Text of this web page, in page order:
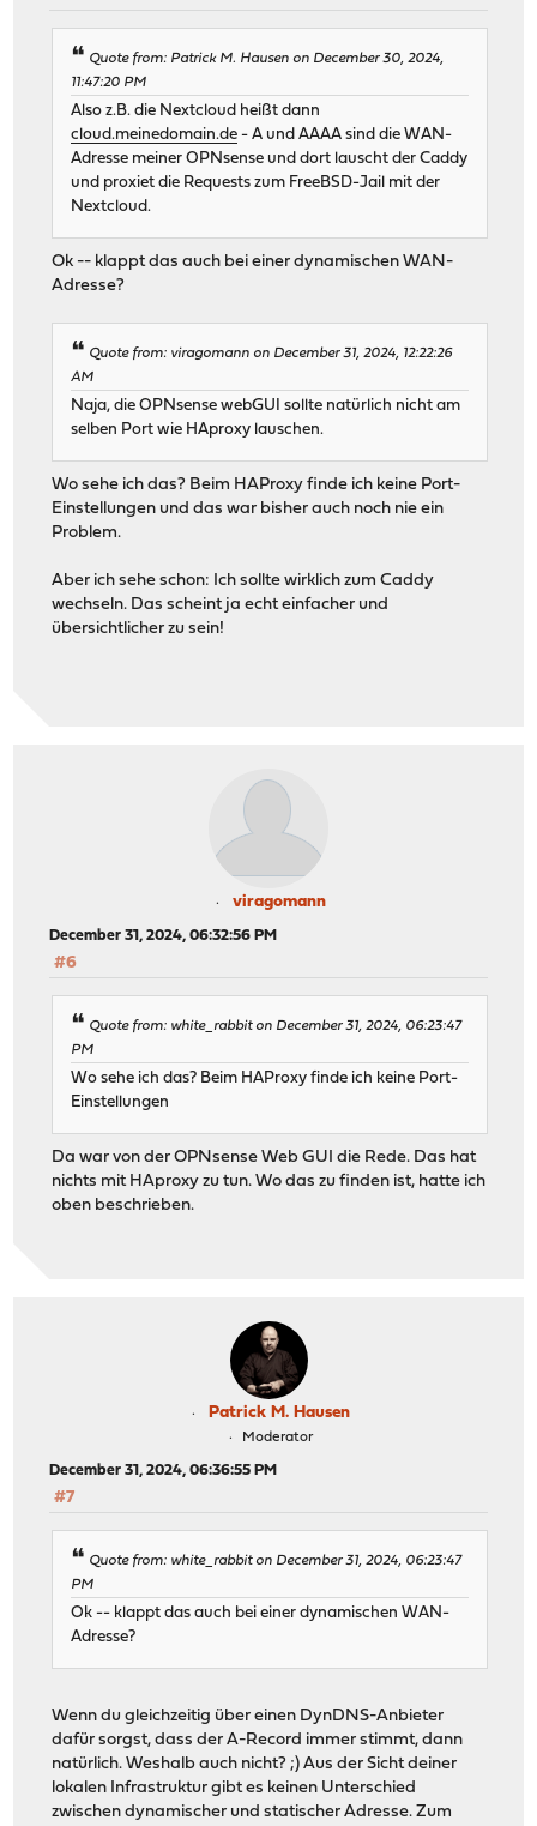
Quote from: Patrick M. Hausen on December 30, 2024,
11:47:20 PM
Also z.B. die Nextcloud heißt dann
cloud.meinedomain.de - A und AAAA sind die WAN-
Adresse meiner OPNsense und dort lauscht der Caddy
und proxiet die Requests zum FreeBSD-Jail mit der
Nextcloud.
Ok -- klappt das auch bei einer dynamischen WAN-
Adresse?
Quote from: viragomann on December 31, 2024, 12:22:26
AM
Naja, die OPNsense webGUI sollte natürlich nicht am
selben Port wie HAproxy lauschen.
Wo sehe ich das? Beim HAProxy finde ich keine Port-
Einstellungen und das war bisher auch noch nie ein
Problem.
Aber ich sehe schon: Ich sollte wirklich zum Caddy
wechseln. Das scheint ja echt einfacher und
übersichtlicher zu sein!
viragomann
December 31, 2024, 06:32:56 PM
#6
Quote from: white_rabbit on December 31, 2024, 06:23:47
PM
Wo sehe ich das? Beim HAProxy finde ich keine Port-
Einstellungen
Da war von der OPNsense Web GUI die Rede. Das hat
nichts mit HAproxy zu tun. Wo das zu finden ist, hatte ich
oben beschrieben.
Patrick M. Hausen
Moderator
December 31, 2024, 06:36:55 PM
#7
Quote from: white_rabbit on December 31, 2024, 06:23:47
PM
Ok -- klappt das auch bei einer dynamischen WAN-
Adresse?
Wenn du gleichzeitig über einen DynDNS-Anbieter
dafür sorgst, dass der A-Record immer stimmt, dann
natürlich. Weshalb auch nicht? ;) Aus der Sicht deiner
lokalen Infrastruktur gibt es keinen Unterschied
zwischen dynamischer und statischer Adresse. Zum